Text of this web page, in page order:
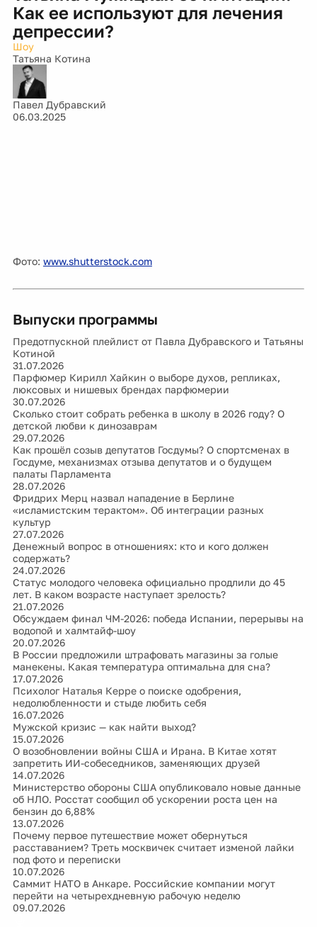
Как ее используют для лечения
депрессии?
Шоу
Татьяна Котина
Павел Дубравский
06.03.2025
Фото: www.shutterstock.com
Выпуски программы
Предотпускной плейлист от Павла Дубравского и Татьяны
Котиной
31.07.2026
Парфюмер Кирилл Хайкин о выборе духов, репликах,
люксовых и нишевых брендах парфюмерии
30.07.2026
Сколько стоит собрать ребенка в школу в 2026 году? О
детской любви к динозаврам
29.07.2026
Как прошёл созыв депутатов Госдумы? О спортсменах в
Госдуме, механизмах отзыва депутатов и о будущем
палаты Парламента
28.07.2026
Фридрих Мерц назвал нападение в Берлине
«исламистским терактом». Об интеграции разных
культур
27.07.2026
Денежный вопрос в отношениях: кто и кого должен
содержать?
24.07.2026
Статус молодого человека официально продлили до 45
лет. В каком возрасте наступает зрелость?
21.07.2026
Обсуждаем финал ЧМ-2026: победа Испании, перерывы на
водопой и халмтайф-шоу
20.07.2026
В России предложили штрафовать магазины за голые
манекены. Какая температура оптимальна для сна?
17.07.2026
Психолог Наталья Керре о поиске одобрения,
недолюбленности и стыде любить себя
16.07.2026
Мужской кризис — как найти выход?
15.07.2026
О возобновлении войны США и Ирана. В Китае хотят
запретить ИИ-собеседников, заменяющих друзей
14.07.2026
Министерство обороны США опубликовало новые данные
об НЛО. Росстат сообщил об ускорении роста цен на
бензин до 6,88%
13.07.2026
Почему первое путешествие может обернуться
расставанием? Треть москвичек считает изменой лайки
под фото и переписки
10.07.2026
Саммит НАТО в Анкаре. Российские компании могут
перейти на четырехдневную рабочую неделю
09.07.2026